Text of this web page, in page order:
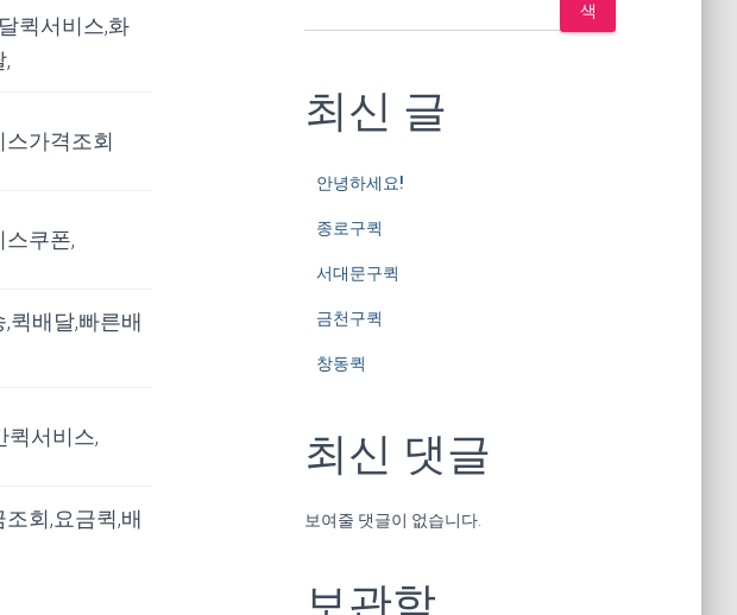
퀵서비스,화
,
스가격조회
스쿠폰,
,퀵배달,빠른배
퀵서비스,
조회,요금퀵,배
색
최신 글
안녕하세요!
종로구퀵
서대문구퀵
금천구퀵
창동퀵
최신 댓글
보여줄 댓글이 없습니다.
보관함